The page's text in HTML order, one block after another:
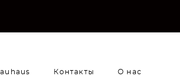
Контакты О нас